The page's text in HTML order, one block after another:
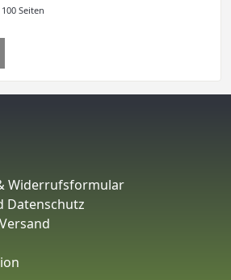
Seiten
Widerrufsformular
Datenschutz